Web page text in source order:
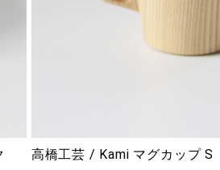
高橋工芸 / Kami プレート 14cm